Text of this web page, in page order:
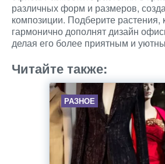
различных форм и размеров,
композиции. Подберите растения,
гармонично дополнят дизайн
делая его более приятным и
Читайте также:
РАЗНОЕ